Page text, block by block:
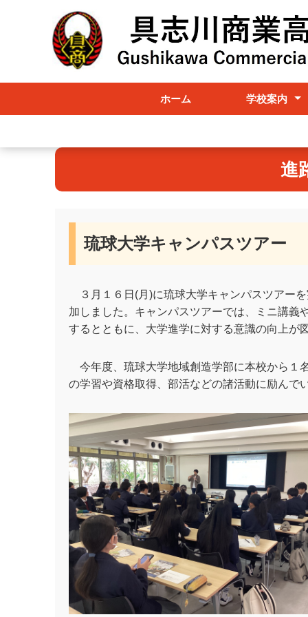
ホーム 学校案内
進
琉球大学キャンパスツアー
３月１６日(月)に琉球大学キャンパスツアー
加しました。キャンパスツアーでは、ミニ講義
するとともに、大学進学に対する意識の向上が
今年度、琉球大学地域創造学部に本校から１
の学習や資格取得、部活などの諸活動に励んで